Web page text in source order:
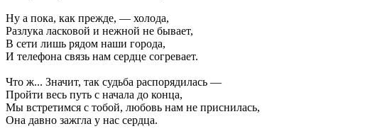
Ну а пока, как прежде, — холода,
Разлука ласковой и нежной не бывает,
В сети лишь рядом наши города,
И телефона связь нам сердце согревает.
Что ж... Значит, так судьба распорядилась —
Пройти весь путь с начала до конца,
Мы встретимся с тобой, любовь нам не приснилась,
Она давно зажгла у нас сердца.